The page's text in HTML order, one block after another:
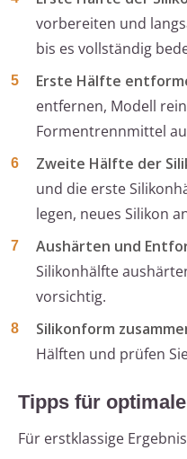
vorbereiten und
bis es vollständig
Erste Hälfte
entfernen, Modell
Formentrennmittel
Zweite Hälfte der
und die erste
legen, neues Silikon
Aushärten und
Silikonhälfte
vorsichtig.
Silikonform
Hälften und prüfen
Tipps für
Für erstklassige